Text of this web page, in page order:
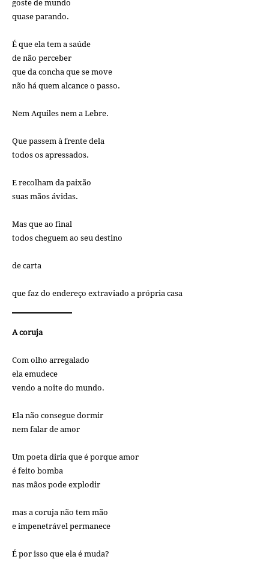
goste de mundo
quase parando.
É que ela tem a saúde
de não perceber
que da concha que se move
não há quem alcance o passo.
Nem Aquiles nem a Lebre.
Que passem à frente dela
todos os apressados.
E recolham da paixão
suas mãos ávidas.
Mas que ao final
todos cheguem ao seu destino
de carta
que faz do endereço extraviado a própria casa
A coruja
Com olho arregalado
ela emudece
vendo a noite do mundo.
Ela não consegue dormir
nem falar de amor
Um poeta diria que é porque amor
é feito bomba
nas mãos pode explodir
mas a coruja não tem mão
e impenetrável permanece
É por isso que ela é muda?